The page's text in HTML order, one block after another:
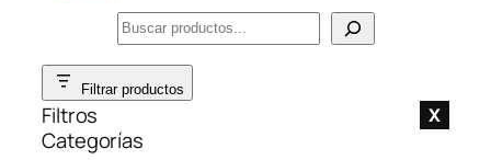
Buscar
Saltar
contenido
Filtrar productos
Filtros X
Categorías